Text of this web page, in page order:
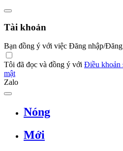
Tài khoản
Bạn đồng ý với việc Đăng nhập/
Tôi đã đọc và đồng ý với Điều khoản
mật
Zalo
Nóng
Mới